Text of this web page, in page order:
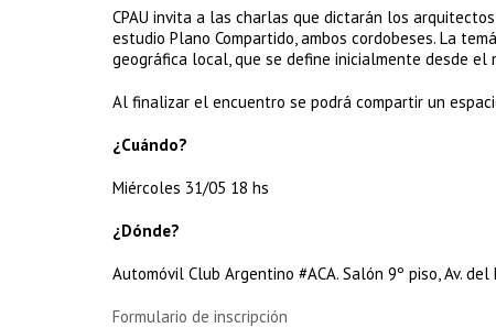
CPAU invita a las charlas que dictarán los
estudio Plano Compartido, ambos cordobeses. La
geográfica local, que se define inicialmente desde
Al finalizar el encuentro se podrá compartir un
¿Cuándo?
Miércoles 31/05 18 hs
¿Dónde?
Automóvil Club Argentino #ACA. Salón 9º piso, Av.
Formulario de inscripción